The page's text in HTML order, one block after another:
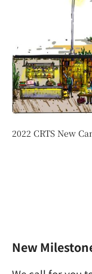
2022 CRTS New
New